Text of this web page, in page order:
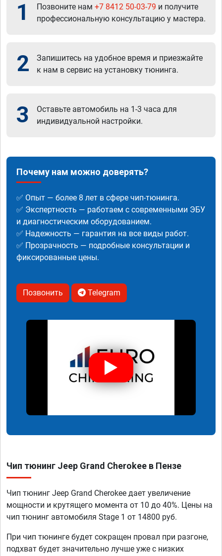
1 Позвоните нам +7 8412 50-03-79 и получите
профессиональную консультацию у мастера.
2
Запишитесь на удобное время и приезжайте
к нам в сервис на установку тюнинга.
3
Оставьте автомобиль на 1-3 часа для
индивидуальной настройки.
Почему нам можно доверять?
✅ Опыт — более 8 лет в сфере чип-тюнинга.
✅ Экспертность — работаем с современными ЭБУ
и диагностическим оборудованием.
✅ Надежность — гарантия на все виды работ.
✅ Прозрачность — подробные консультации и
фиксированные цены.
Позвонить Telegram
Чип тюнинг Jeep Grand Cherokee в Пензе
Чип тюнинг Jeep Grand Cherokee дает увеличение
мощности и крутящего момента от 10 до 40%. Цены на
чип тюнинг автомобиля Stage 1 от 14800 руб.
При чип тюнинге будет сокращен провал при разгоне,
подхват будет значительно лучше уже с низких